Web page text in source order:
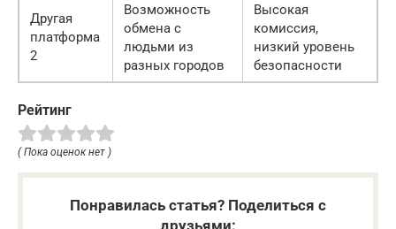
Другая
платформа
2
Возможность
обмена с
людьми из
разных городов
Высокая
комиссия,
низкий уровень
безопасности
Рейтинг
( Пока оценок нет )
Понравилась статья? Поделиться с
друзьями: